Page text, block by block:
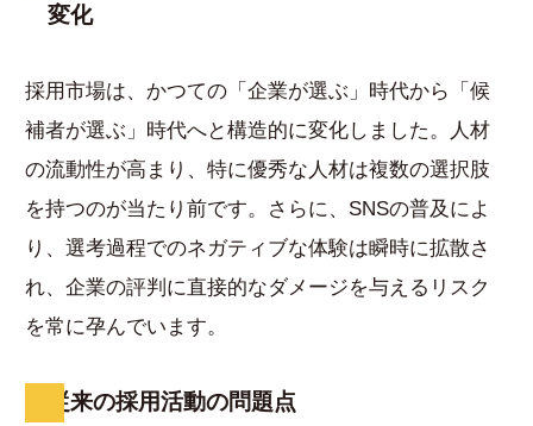
変化
採用市場は、かつての「企業が選ぶ」時代から「候
補者が選ぶ」時代へと構造的に変化しました。人材
の流動性が高まり、特に優秀な人材は複数の選択肢
を持つのが当たり前です。さらに、SNSの普及によ
り、選考過程でのネガティブな体験は瞬時に拡散さ
れ、企業の評判に直接的なダメージを与えるリスク
を常に孕んでいます。
従来の採用活動の問題点